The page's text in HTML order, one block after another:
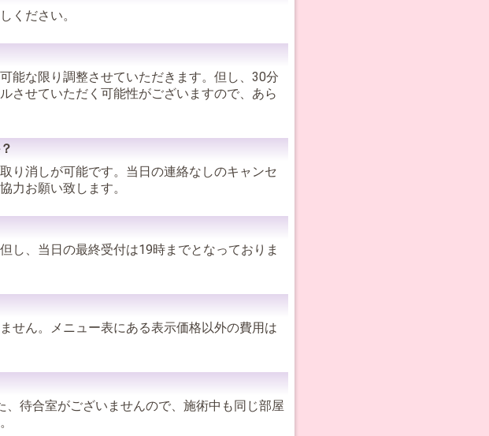
ください。
能な限り調整させていただきます。但し、30分
させていただく可能性がございますので、あら
り消しが可能です。当日の連絡なしのキャンセ
力お願い致します。
し、当日の最終受付は19時までとなっておりま
せん。メニュー表にある表示価格以外の費用は
待合室がございませんので、施術中も同じ部屋